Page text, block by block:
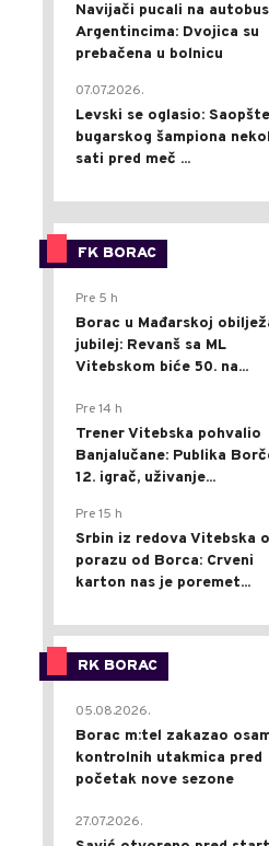
Navijači pucali na
Argentincima: Dvojica su
prebačena u bolnicu
07.07.2026.
Levski se oglasio:
bugarskog šampiona
sati pred meč ...
FK BORAC
Pre 5 h
Borac u Mađarskoj
jubilej: Revanš sa ML
Vitebskom biće 50. na...
Pre 14 h
Trener Vitebska pohvalio
Banjalučane: Publika
12. igrač, uživanje...
Pre 15 h
Srbin iz redova Vitebska o
porazu od Borca: Crveni
karton nas je poremet...
RK BORAC
05.08.2026.
Borac m:tel zakazao
kontrolnih utakmica pred
početak nove sezone
27.07.2026.